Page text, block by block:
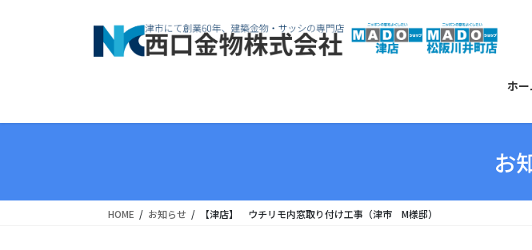
ス
ン
ホー
お
HOME お知らせ 【津店】 ウチリモ内窓取り付け工事（津市 M様邸）